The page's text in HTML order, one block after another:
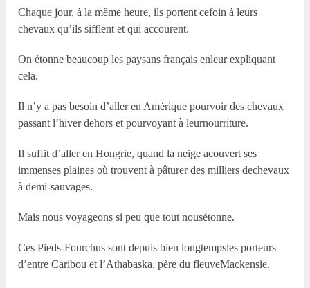
Chaque jour, à la même heure, ils portent cefoin à leurs
chevaux qu’ils sifflent et qui accourent.
On étonne beaucoup les paysans français enleur expliquant
cela.
Il n’y a pas besoin d’aller en Amérique pourvoir des chevaux
passant l’hiver dehors et pourvoyant à leurnourriture.
Il suffit d’aller en Hongrie, quand la neige acouvert ses
immenses plaines où trouvent à pâturer des milliers dechevaux
à demi-sauvages.
Mais nous voyageons si peu que tout nousétonne.
Ces Pieds-Fourchus sont depuis bien longtempsles porteurs
d’entre Caribou et l’Athabaska, père du fleuveMackensie.